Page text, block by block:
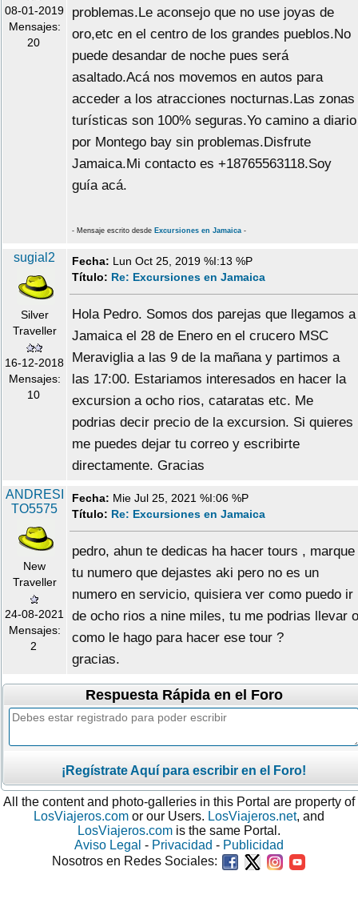
08-01-2019
Mensajes:
20
problemas.Le aconsejo que no use joyas de
oro,etc en el centro de los grandes pueblos.No
puede desandar de noche pues será
asaltado.Acá nos movemos en autos para
acceder a los atracciones nocturnas.Las zonas
turísticas son 100% seguras.Yo camino a diario
por Montego bay sin problemas.Disfrute
Jamaica.Mi contacto es +18765563118.Soy
guía acá.
- Mensaje escrito desde Excursiones en Jamaica -
sugial2
Silver
Traveller
16-12-2018
Mensajes:
10
Fecha: Lun Oct 25, 2019 %I:13 %P
Título: Re: Excursiones en Jamaica
Hola Pedro. Somos dos parejas que llegamos a
Jamaica el 28 de Enero en el crucero MSC
Meraviglia a las 9 de la mañana y partimos a
las 17:00. Estariamos interesados en hacer la
excursion a ocho rios, cataratas etc. Me
podrias decir precio de la excursion. Si quieres
me puedes dejar tu correo y escribirte
directamente. Gracias
ANDRESI
TO5575
New
Traveller
24-08-2021
Mensajes:
2
Fecha: Mie Jul 25, 2021 %I:06 %P
Título: Re: Excursiones en Jamaica
pedro, ahun te dedicas ha hacer tours , marque
tu numero que dejastes aki pero no es un
numero en servicio, quisiera ver como puedo ir
de ocho rios a nine miles, tu me podrias llevar o
como le hago para hacer ese tour ?
gracias.
Respuesta Rápida en el Foro
¡Regístrate Aquí para escribir en el Foro!
All the content and photo-galleries in this Portal are property of
LosViajeros.com or our Users. LosViajeros.net, and
LosViajeros.com is the same Portal.
Aviso Legal - Privacidad - Publicidad
Nosotros en Redes Sociales: